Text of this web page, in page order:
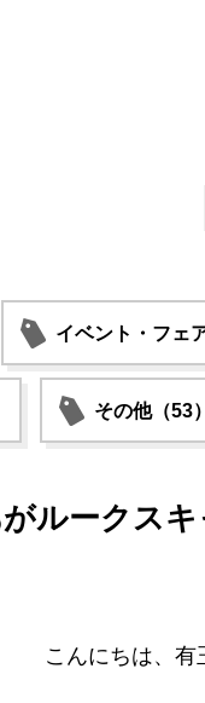
イベント・フェ
その他（53
ルークスキ
こんにちは、有